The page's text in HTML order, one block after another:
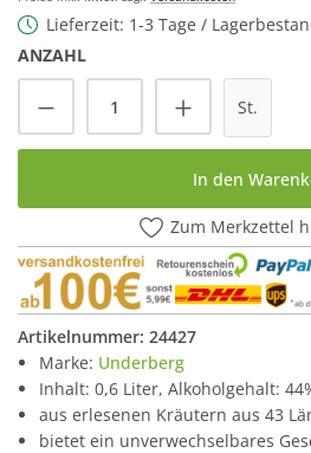
Lieferzeit: 1-3 Tage /
ANZAHL
Produkt Anzahl: Gib
St.
In den
Zum Merkzettel
Artikelnummer: 24427
Marke: Underberg
Inhalt: 0,6 Liter, Alkoholgehalt:
aus erlesenen Kräutern aus 43
bietet ein unverwechselbares